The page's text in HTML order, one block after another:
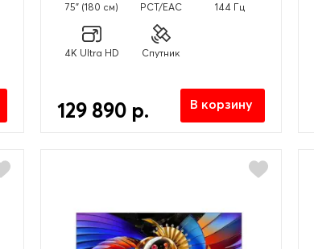
75" (180 см) PCT/EAC 144 Гц
4K Ultra HD Спутник
129 890 р. В корзину